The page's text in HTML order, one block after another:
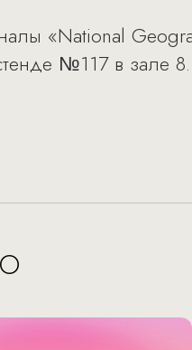
«National
№117 в зале 8.